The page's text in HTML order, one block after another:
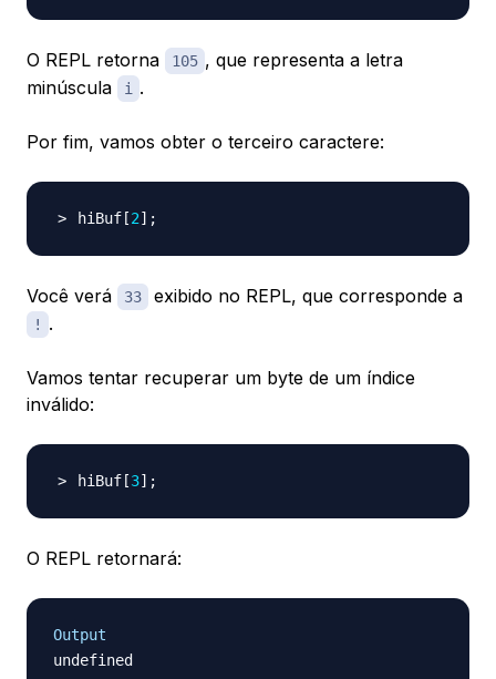
O REPL retorna 105 , que representa a letra
minúscula
i .
Por fim, vamos obter o terceiro caractere:
hiBuf [2] ;
Você verá 33 exibido no REPL, que corresponde a
! .
Vamos tentar recuperar um byte de um índice
inválido:
hiBuf [3] ;
O REPL retornará:
Output